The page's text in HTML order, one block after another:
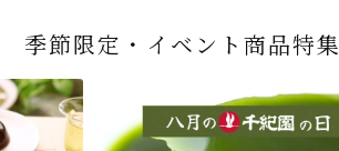
季節限定・イベント商品特集